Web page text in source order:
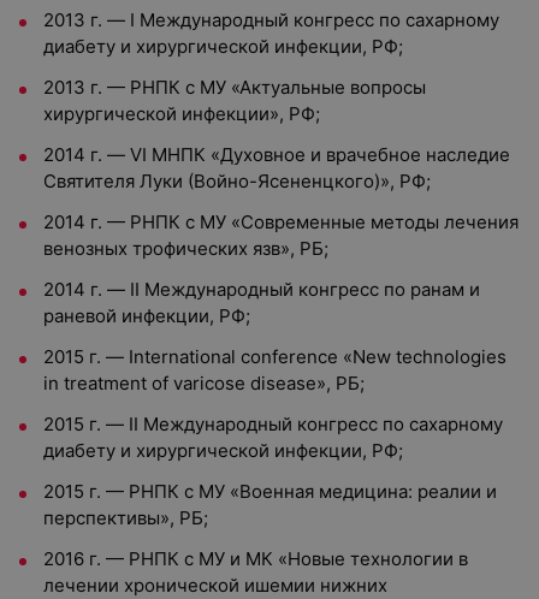
2013 г. — I Международный конгресс по сахарному
диабету и хирургической инфекции, РФ;
2013 г. — РНПК с МУ «Актуальные вопросы
хирургической инфекции», РФ;
2014 г. — VI МНПК «Духовное и врачебное наследие
Святителя Луки (Войно-Ясененцкого)», РФ;
2014 г. — РНПК с МУ «Современные методы лечения
венозных трофических язв», РБ;
2014 г. — II Международный конгресс по ранам и
раневой инфекции, РФ;
2015 г. — International conference «New technologies
in treatment of varicose disease», РБ;
2015 г. — II Международный конгресс по сахарному
диабету и хирургической инфекции, РФ;
2015 г. — РНПК с МУ «Военная медицина: реалии и
перспективы», РБ;
2016 г. — РНПК с МУ и МК «Новые технологии в
лечении хронической ишемии нижних